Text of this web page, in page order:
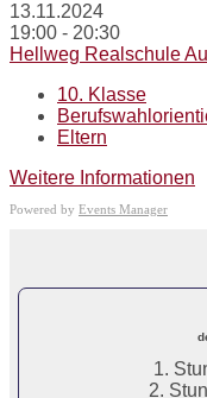
13.11.2024
19:00 - 20:30
Hellweg Realschule
10. Klasse
Eltern
Weitere Informationen
Powered by Events Manager
1.
2.